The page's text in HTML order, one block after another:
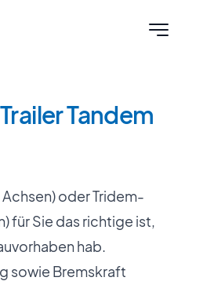
Tandem
oder Tridem-
für Sie das richtige ist,
hab.
sowie Bremskraft